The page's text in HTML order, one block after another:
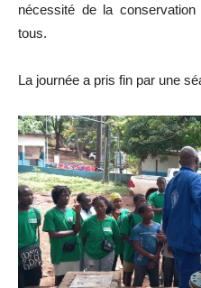
nécessité de la
tous.
La journée a pris fin par une